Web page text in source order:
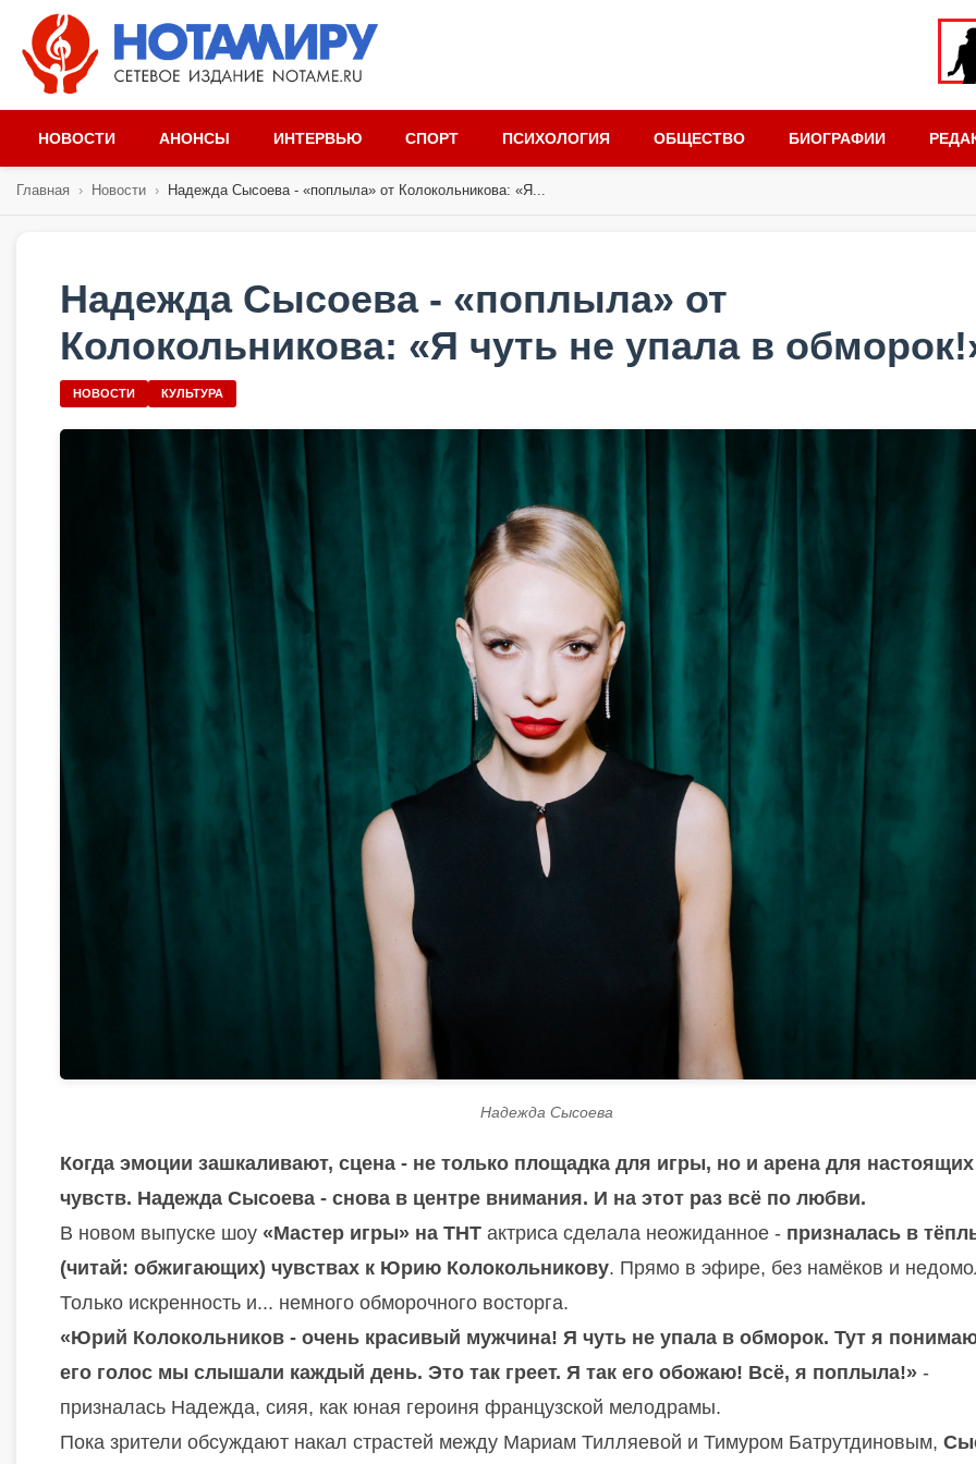
НОВОСТИ АНОНСЫ ИНТЕРВЬЮ СПОРТ ПСИХОЛОГИЯ ОБЩЕСТВО БИОГРАФИИ
Главная › Новости › Надежда Сысоева - «поплыла» от Колокольникова: «Я...
Надежда Сысоева - «поплыла» от
Колокольникова: «Я чуть не упала в
НОВОСТИ КУЛЬТУРА
Надежда Сысоева
Когда эмоции зашкаливают, сцена - не только площадка для игры, но и арена для настоящих
чувств. Надежда Сысоева - снова в центре внимания. И на этот раз всё по любви.
В новом выпуске шоу «Мастер игры» на ТНТ актриса сделала неожиданное - призналась в
(читай: обжигающих) чувствах к Юрию Колокольникову. Прямо в эфире, без намёков и
Только искренность и... немного обморочного восторга.
«Юрий Колокольников - очень красивый мужчина! Я чуть не упала в обморок. Тут я
его голос мы слышали каждый день. Это так греет. Я так его обожаю! Всё, я поплыла!» -
призналась Надежда, сияя, как юная героиня французской мелодрамы.
Пока зрители обсуждают накал страстей между Мариам Тилляевой и Тимуром Батрутдиновым,